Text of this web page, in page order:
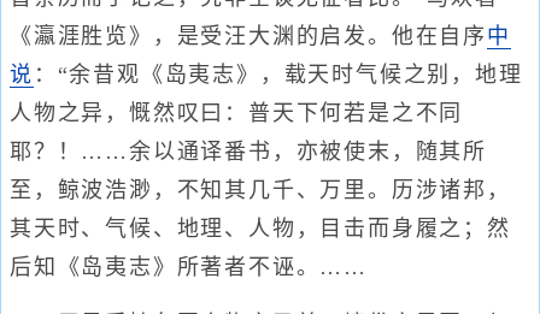
《瀛涯胜览》，是受汪大渊的启发。他在自序 中
说 ：“余昔观《岛夷志》，载天时气候之别，地理
人物之异，慨然叹曰：普天下何若是之不同
耶？！……余以通译番书，亦被使末，随其所
至，鲸波浩渺，不知其几千、万里。历涉诸邦，
其天时、气候、地理、人物，目击而身履之；然
后知《岛夷志》所著者不诬。……